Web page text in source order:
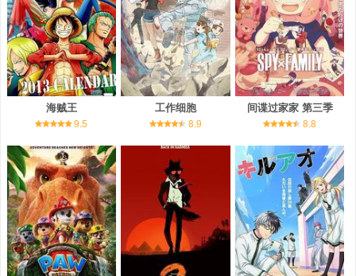
海贼王
9.5
工作细胞
8.9
间谍过家家 第三季
8.8